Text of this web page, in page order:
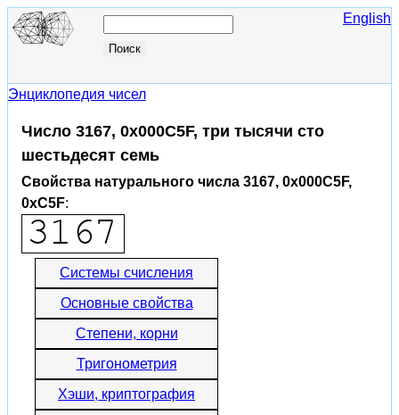
English
Энциклопедия чисел
Число 3167, 0x000C5F, три тысячи сто
шестьдесят семь
Свойства натурального числа 3167, 0x000C5F,
0xC5F:
Системы счисления
Основные свойства
Степени, корни
Тригонометрия
Хэши, криптография